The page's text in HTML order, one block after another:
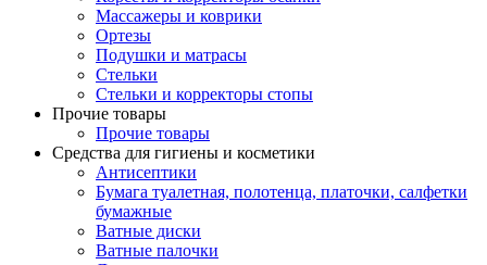
Массажеры и коврики
Ортезы
Подушки и матрасы
Стельки
Стельки и корректоры стопы
Прочие товары
Прочие товары
Средства для гигиены и косметики
Антисептики
Бумага туалетная, полотенца, платочки, салфетки
бумажные
Ватные диски
Ватные палочки